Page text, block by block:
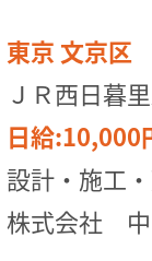
東京 文京区
ＪＲ西日暮
日給:10,000
設計・施工
株式会社 中